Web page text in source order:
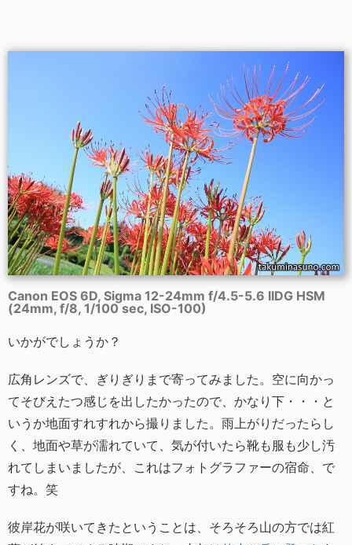
Canon EOS 6D, Sigma 12-24mm f/4.5-5.6 IIDG HSM
(24mm, f/8, 1/100 sec, ISO-100)
いかがでしょうか？
広角レンズで、ぎりぎりまで寄ってみました。空に向かっ
てそびえたつ感じを出したかったので、かなり下・・・と
いうか地面すれすれから撮りました。雨上がりだったらし
く、地面や草が濡れていて、気が付いたら靴も服も少し汚
れてしまいましたが、これはフォトグラファーの宿命、で
すね。笑
彼岸花が咲いてきたということは、そろそろ山の方では紅